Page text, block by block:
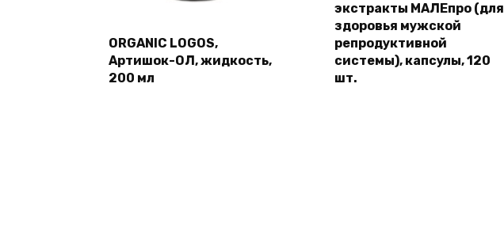
ORGANIC LOGOS,
Артишок-ОЛ, жидкость,
200 мл
экстракты МАЛЕпро (для
здоровья мужской
репродуктивной
системы), капсулы, 120
шт.